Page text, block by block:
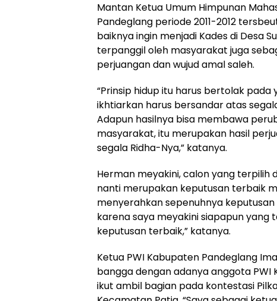
Mantan Ketua Umum Himpunan
Pandeglang periode 2011-2012
baiknya ingin menjadi Kades di Desa
terpanggil oleh masyarakat juga
perjuangan dan wujud amal saleh.
“Prinsip hidup itu harus bertolak
ikhtiarkan harus bersandar atas
Adapun hasilnya bisa membawa
masyarakat, itu merupakan hasil
segala Ridha-Nya,” katanya.
Herman meyakini, calon yang terpilih
nanti merupakan keputusan terbaik
menyerahkan sepenuhnya
karena saya meyakini siapapun yang
keputusan terbaik,” katanya.
Ketua PWI Kabupaten Pandeglang
bangga dengan adanya anggota PWI
ikut ambil bagian pada kontestasi